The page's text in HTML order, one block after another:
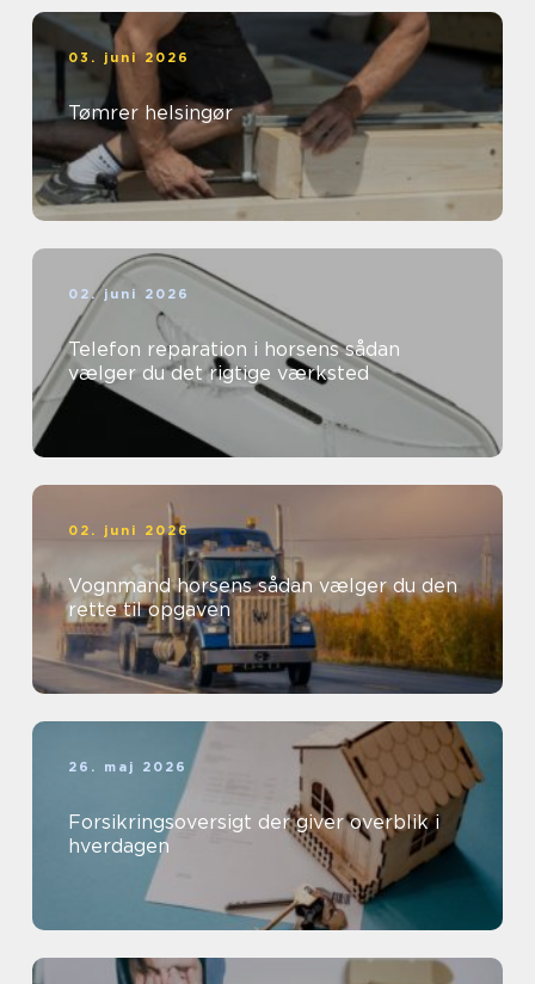
03. juni 2026
Tømrer helsingør
02. juni 2026
Telefon reparation i horsens sådan
vælger du det rigtige værksted
02. juni 2026
Vognmand horsens sådan vælger du den
rette til opgaven
26. maj 2026
Forsikringsoversigt der giver overblik i
hverdagen